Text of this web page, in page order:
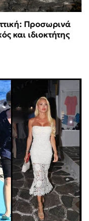
Προσωρινά
και ιδιοκτήτης